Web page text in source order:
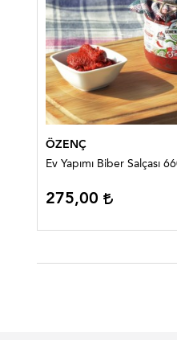
ÖZENÇ
Ev Yapımı Biber Salçası
275,00